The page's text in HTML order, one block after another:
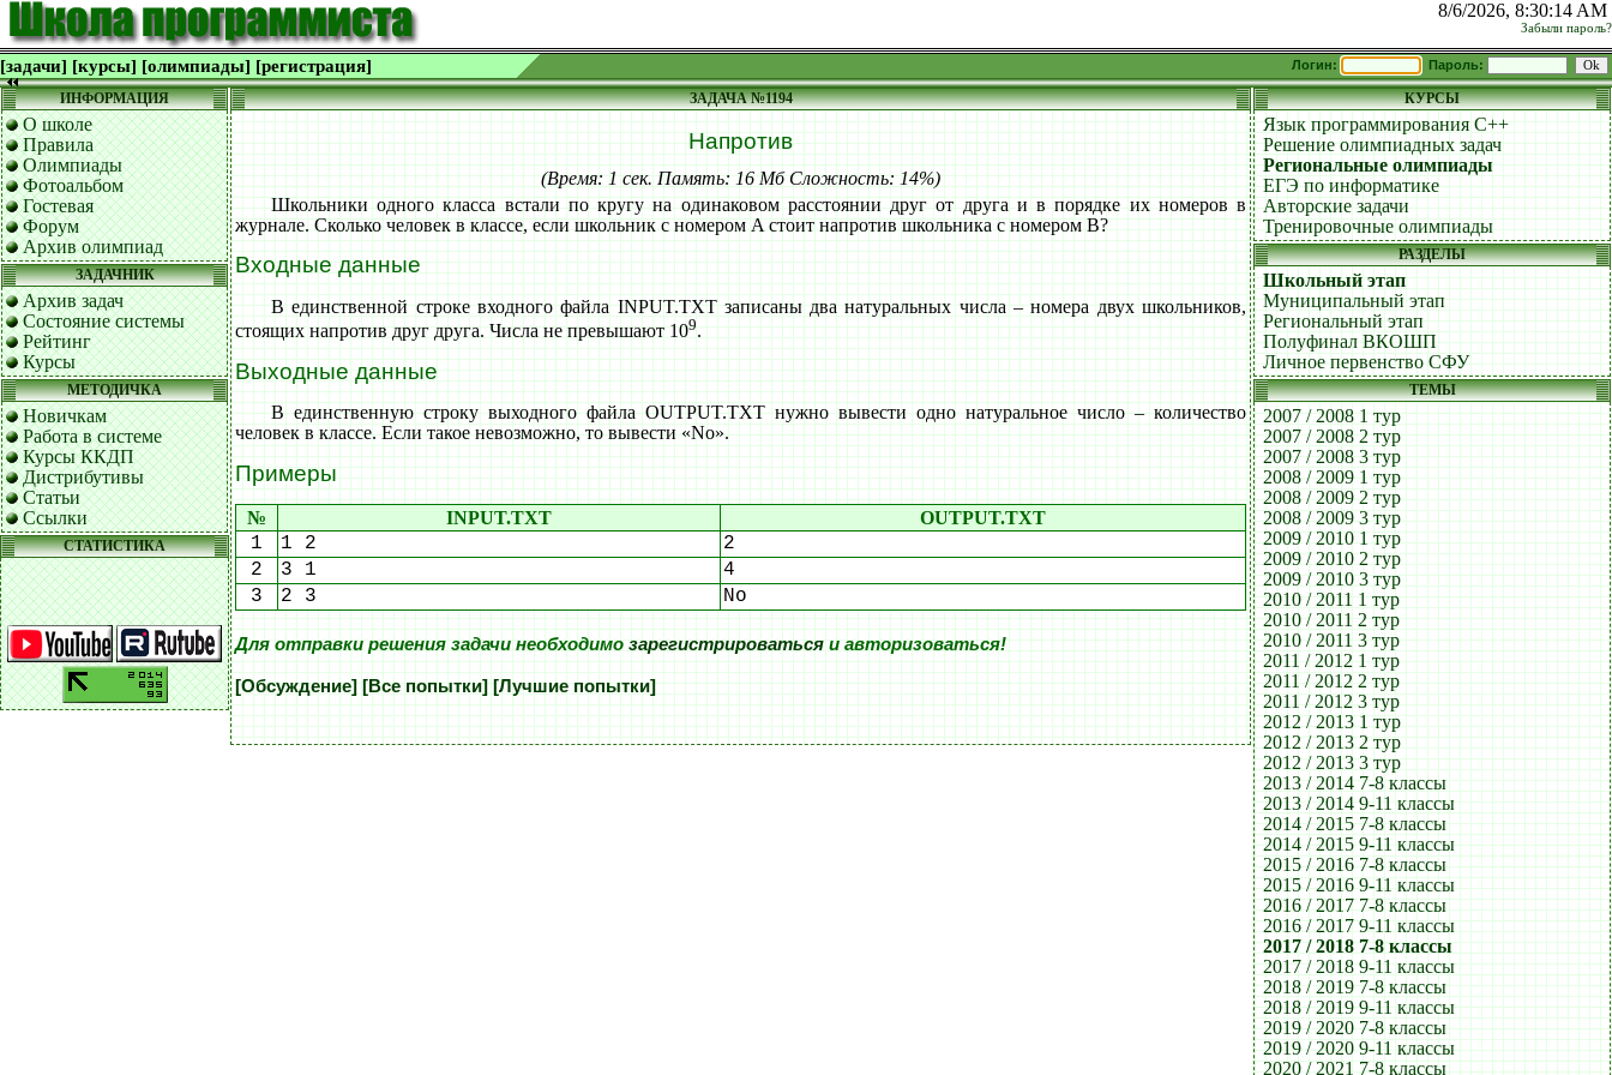
8/6/2026, 8:30:14 AM
Забыли пароль?
[задачи] [курсы] [олимпиады] [регистрация] Логин: Пароль:
ИНФОРМАЦИЯ
О школе
Правила
Олимпиады
Фотоальбом
Гостевая
Форум
Архив олимпиад
ЗАДАЧНИК
Архив задач
Состояние системы
Рейтинг
Курсы
МЕТОДИЧКА
Новичкам
Работа в системе
Курсы ККДП
Дистрибутивы
Статьи
Ссылки
СТАТИСТИКА
ЗАДАЧА №1194
Напротив
(Время: 1 сек. Память: 16 Мб Сложность: 14%)
Школьники одного класса встали по кругу на одинаковом расстоянии друг от друга и в порядке их номеров в
журнале. Сколько человек в классе, если школьник с номером A стоит напротив школьника с номером B?
Входные данные
В единственной строке входного файла INPUT.TXT записаны два натуральных числа – номера двух школьников,
стоящих напротив друг друга. Числа не превышают 109.
Выходные данные
В единственную строку выходного файла OUTPUT.TXT нужно вывести одно натуральное число – количество
человек в классе. Если такое невозможно, то вывести «No».
Примеры
№ INPUT.TXT OUTPUT.TXT
1 1 2
2
2
3 1
4
3
2 3 No
Для отправки решения задачи необходимозарегистрироватьсяи авторизоваться!
[Обсуждение] [Все попытки] [Лучшие попытки]
КУРСЫ
Язык программирования C++
Решение олимпиадных задач
Региональные олимпиады
ЕГЭ по информатике
Авторские задачи
Тренировочные олимпиады
РАЗДЕЛЫ
Школьный этап
Муниципальный этап
Региональный этап
Полуфинал ВКОШП
Личное первенство СФУ
ТЕМЫ
2007 / 2008 1 тур
2007 / 2008 2 тур
2007 / 2008 3 тур
2008 / 2009 1 тур
2008 / 2009 2 тур
2008 / 2009 3 тур
2009 / 2010 1 тур
2009 / 2010 2 тур
2009 / 2010 3 тур
2010 / 2011 1 тур
2010 / 2011 2 тур
2010 / 2011 3 тур
2011 / 2012 1 тур
2011 / 2012 2 тур
2011 / 2012 3 тур
2012 / 2013 1 тур
2012 / 2013 2 тур
2012 / 2013 3 тур
2013 / 2014 7-8 классы
2013 / 2014 9-11 классы
2014 / 2015 7-8 классы
2014 / 2015 9-11 классы
2015 / 2016 7-8 классы
2015 / 2016 9-11 классы
2016 / 2017 7-8 классы
2016 / 2017 9-11 классы
2017 / 2018 7-8 классы
2017 / 2018 9-11 классы
2018 / 2019 7-8 классы
2018 / 2019 9-11 классы
2019 / 2020 7-8 классы
2019 / 2020 9-11 классы
2020 / 2021 7-8 классы